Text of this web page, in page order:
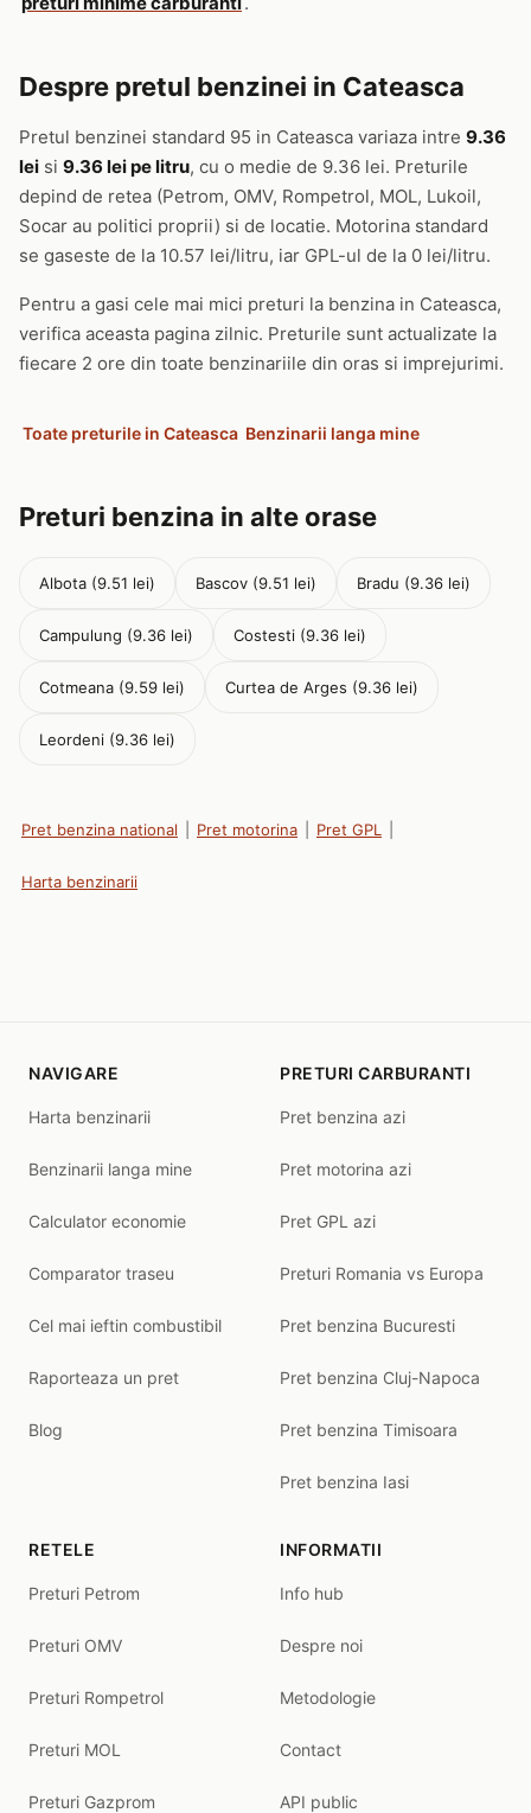
Despre pretul benzinei in Cateasca
Pretul benzinei standard 95 in Cateasca variaza intre 9.36
lei si 9.36 lei pe litru, cu o medie de 9.36 lei. Preturile
depind de retea (Petrom, OMV, Rompetrol, MOL, Lukoil,
Socar au politici proprii) si de locatie. Motorina standard
se gaseste de la 10.57 lei/litru, iar GPL-ul de la 0 lei/litru.
Pentru a gasi cele mai mici preturi la benzina in Cateasca,
verifica aceasta pagina zilnic. Preturile sunt actualizate la
fiecare 2 ore din toate benzinariile din oras si imprejurimi.
Toate preturile in Cateasca Benzinarii langa mine
Preturi benzina in alte orase
Albota (9.51 lei) Bascov (9.51 lei) Bradu (9.36 lei)
Campulung (9.36 lei) Costesti (9.36 lei)
Cotmeana (9.59 lei) Curtea de Arges (9.36 lei)
Leordeni (9.36 lei)
Pret benzina national Pret motorina Pret GPL
Harta benzinarii
NAVIGARE
Harta benzinarii
Benzinarii langa mine
Calculator economie
Comparator traseu
Cel mai ieftin combustibil
Raporteaza un pret
Blog
PRETURI CARBURANTI
Pret benzina azi
Pret motorina azi
Pret GPL azi
Preturi Romania vs Europa
Pret benzina Bucuresti
Pret benzina Cluj-Napoca
Pret benzina Timisoara
Pret benzina Iasi
RETELE
Preturi Petrom
Preturi OMV
Preturi Rompetrol
Preturi MOL
Preturi Gazprom
INFORMATII
Info hub
Despre noi
Metodologie
Contact
API public